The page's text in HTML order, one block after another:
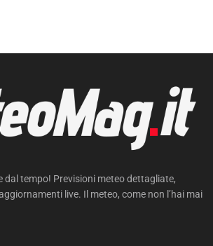
dal tempo! Previsioni meteo dettagliate,
live. Il meteo, come non l’hai mai